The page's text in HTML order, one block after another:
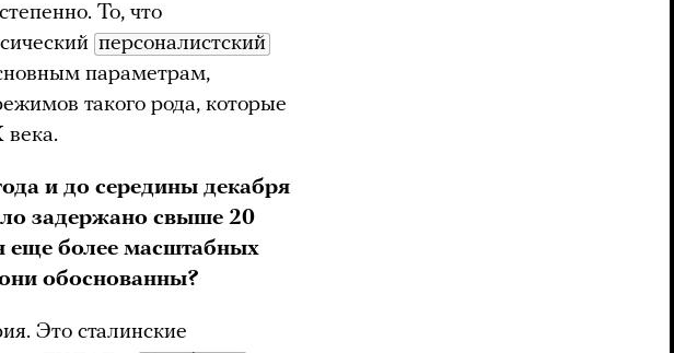
То, что
персоналистский
параметрам,
такого рода, которые
века.
и до середины декабря
задержано свыше 20
еще более масштабных
обоснованны?
Это сталинские